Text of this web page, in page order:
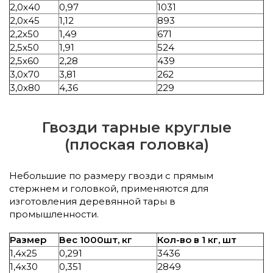
2,0х40
0,97
1031
2,0х45
1,12
893
2,2х50
1,49
671
2,5х50
1,91
524
2,5х60
2,28
439
3,0х70
3,81
262
3,0х80
4,36 229
Гвозди тарные круглые
(плоская головка)
Небольшие по размеру гвозди с прямым
стержнем и головкой, применяются для
изготовления деревянной тары в
промышленности.
Размер Вес 1000шт, кг
Кол-во в 1 кг, шт
1,4х25
0,291
3436
1,4х30
0,351
2849